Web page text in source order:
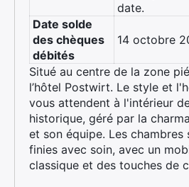
date.
Date solde
des chèques
débités
14 octobre
Situé au centre de la zone
l’hôtel Postwirt. Le style et
vous attendent à l'intérieur
historique, géré par la
et son équipe. Les chambres
finies avec soin, avec un
classique et des touches de